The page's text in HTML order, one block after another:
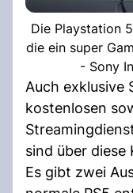
Die Playstation
die ein super
- Sony
Auch exklusive
kostenlosen
sind über diese
Es gibt zwei